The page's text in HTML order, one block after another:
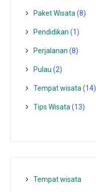
Paket Wisata(8)
Pendidikan (1)
Perjalanan (8)
Pulau (2)
Tempat wisata‎(14)
Tips Wisata(13)
Tempat wisata‎